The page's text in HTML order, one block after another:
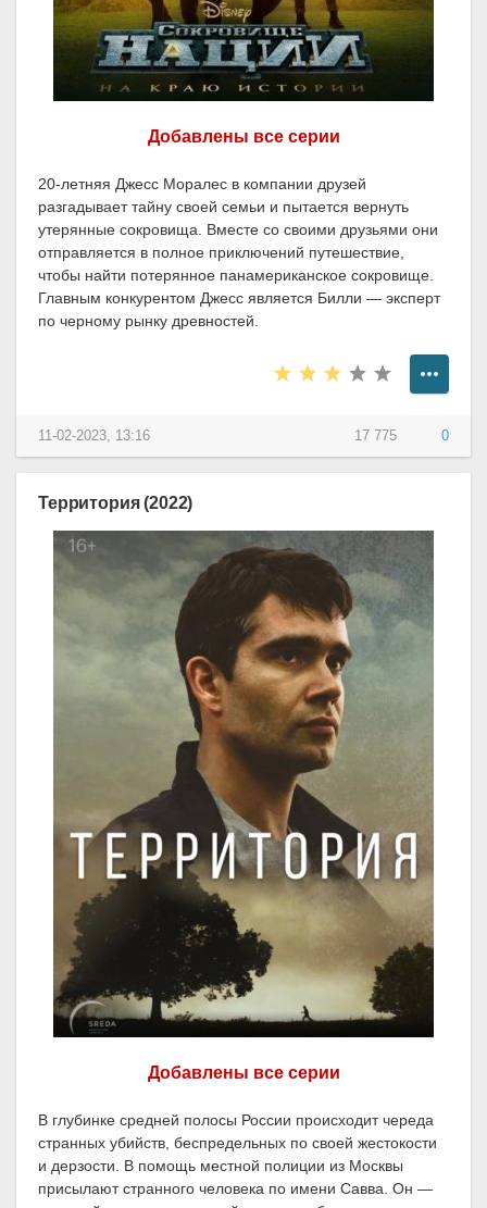
Добавлены все серии
20-летняя Джесс Моралес в компании друзей
разгадывает тайну своей семьи и пытается вернуть
утерянные сокровища. Вместе со своими друзьями они
отправляется в полное приключений путешествие,
чтобы найти потерянное панамериканское сокровище.
Главным конкурентом Джесс является Билли — эксперт
по черному рынку древностей.
17 775 0
11-02-2023, 13:16
Территория (2022)
Добавлены все серии
В глубинке средней полосы России происходит череда
странных убийств, беспредельных по своей жестокости
и дерзости. В помощь местной полиции из Москвы
присылают странного человека по имени Савва. Он —